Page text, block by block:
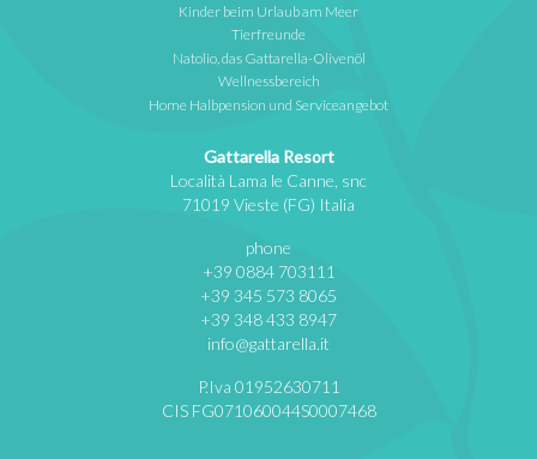
Kinder beim Urlaub am Meer
Tierfreunde
Natolio, das Gattarella-Olivenöl
Wellnessbereich
Home Halbpension und Serviceangebot
Gattarella Resort
Località Lama le Canne, snc
71019 Vieste (FG) Italia
phone
+39 0884 703111
+39 345 573 8065
+39 348 433 8947
info@gattarella.it
P.Iva 01952630711
CIS FG071060044S0007468